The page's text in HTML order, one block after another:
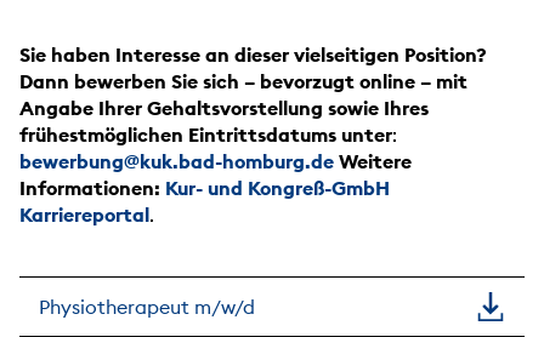
Sie haben Interesse an dieser vielseitigen Position?
Dann bewerben Sie sich – bevorzugt online – mit
Angabe Ihrer Gehaltsvorstellung sowie Ihres
frühestmöglichen Eintrittsdatums unter:
bewerbung@kuk.bad-homburg.de Weitere
Informationen: Kur- und Kongreß-GmbH
Karriereportal.
Physiotherapeut m/w/d